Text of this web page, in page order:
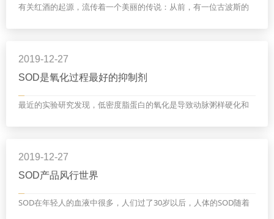
有关红酒的起源，流传着一个美丽的传说：从前，有一位古波斯的
毒药二字，以防他人偷吃。国王日理万机，很快便忘...
2019-12-27
SOD是氧化过程最好的抑制剂
最近的实验研究发现，低密度脂蛋白的氧化是导致动脉粥样硬化和
粥样硬化、动脉阻塞，增加心脏负荷，严重的会诱发...
2019-12-27
SOD产品风行世界
SOD在年轻人的血液中很多，人们过了30岁以后，人体的SOD随着